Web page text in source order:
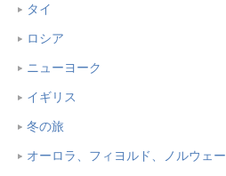
タイ
ロシア
ニューヨーク
イギリス
冬の旅
オーロラ、フィヨルド、ノルウェー